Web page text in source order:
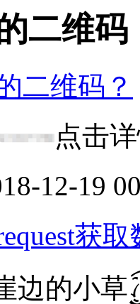
二维码
二维码？
点击
12-19
获取
小草